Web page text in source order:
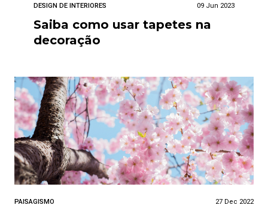
DESIGN DE INTERIORES 09 Jun 2023
Saiba como usar tapetes na
decoração
PAISAGISMO 27 Dec 2022